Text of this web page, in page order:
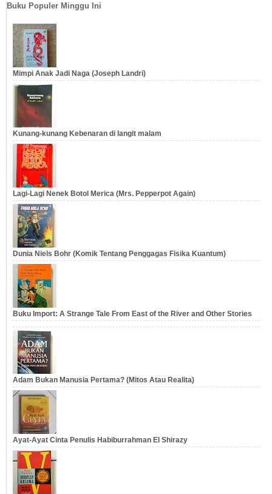
Buku Populer Minggu Ini
Mimpi Anak Jadi Naga (Joseph Landri)
Kunang-kunang Kebenaran di langit malam
Lagi-Lagi Nenek Botol Merica (Mrs. Pepperpot Again)
Dunia Niels Bohr (Komik Tentang Penggagas Fisika Kuantum)
Buku Import: A Strange Tale From East of the River and Other Stories
Adam Bukan Manusia Pertama? (Mitos Atau Realita)
Ayat-Ayat Cinta Penulis Habiburrahman El Shirazy